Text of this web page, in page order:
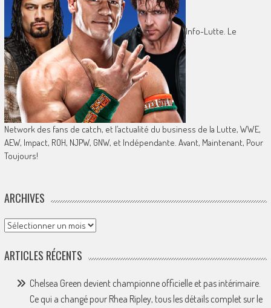
Info-Lutte. Le
Network des fans de catch, et l’actualité du business de la Lutte, WWE,
AEW, Impact, ROH, NJPW, GNW, et Indépendante. Avant, Maintenant, Pour
Toujours!
ARCHIVES
Archives
ARTICLES RÉCENTS
Chelsea Green devient championne officielle et pas intérimaire.
Ce qui a changé pour Rhea Ripley, tous les détails complet sur le